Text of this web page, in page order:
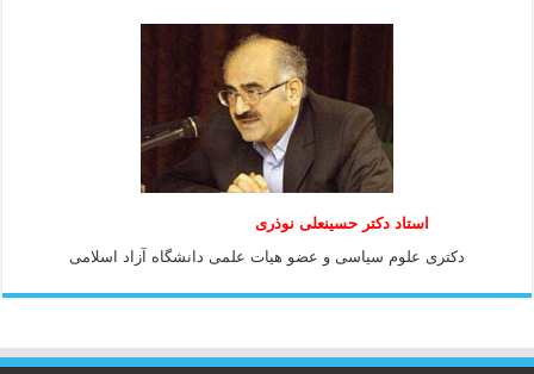
استاد دكتر حسينعلی نوذری
دكتری علوم سياسی و عضو هيات علمی دانشگاه آزاد اسلامی